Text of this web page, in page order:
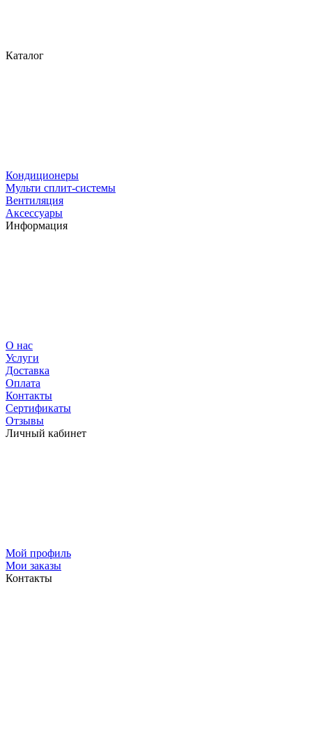
Каталог
Кондиционеры
Мульти сплит-системы
Вентиляция
Аксессуары
Информация
О нас
Услуги
Доставка
Оплата
Контакты
Сертификаты
Отзывы
Личный кабинет
Мой профиль
Мои заказы
Контакты